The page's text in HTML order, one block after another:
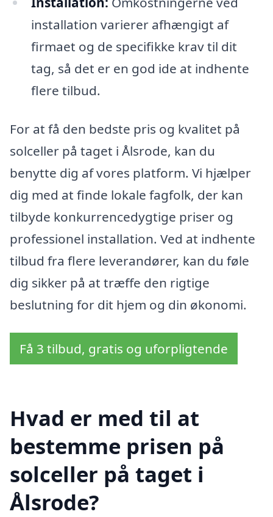
installation varierer afhængigt af
firmaet og de specifikke krav til dit
tag, så det er en god ide at indhente
flere tilbud.
For at få den bedste pris og kvalitet på
solceller på taget i Ålsrode, kan du
benytte dig af vores platform. Vi hjælper
dig med at finde lokale fagfolk, der kan
tilbyde konkurrencedygtige priser og
professionel installation. Ved at indhente
tilbud fra flere leverandører, kan du føle
dig sikker på at træffe den rigtige
beslutning for dit hjem og din økonomi.
Få 3 tilbud, gratis og uforpligtende
Hvad er med til at
bestemme prisen på
solceller på taget i
Ålsrode?